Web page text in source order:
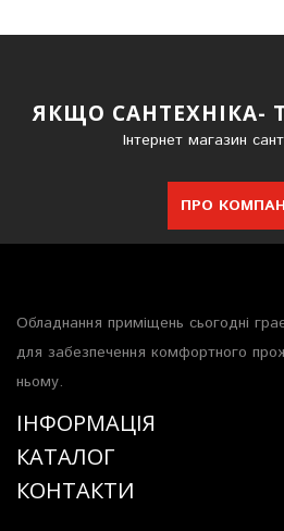
ЯКЩО САНТЕХНІКА-
Інтернет магазин
ПРО
Обладнання приміщень сьогодні
для забезпечення комфортного
ньому.
ІНФОРМАЦІЯ
КАТАЛОГ
КОНТАКТИ